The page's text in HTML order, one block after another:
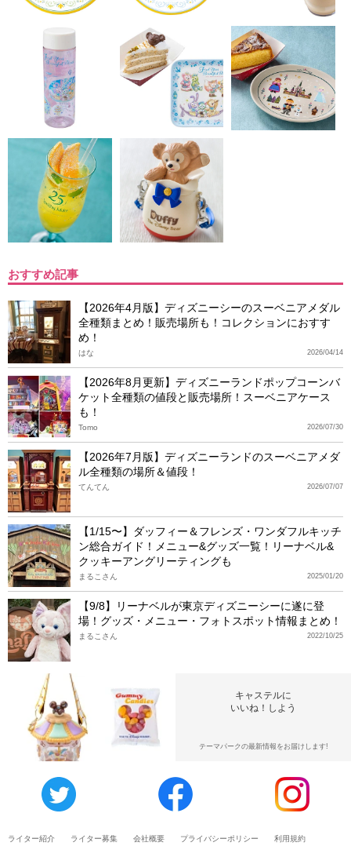
おすすめ記事
【2026年4月版】ディズニーシーのスーベニアメダル
全種類まとめ！販売場所も！コレクションにおすす
め！
2026/04/14
はな
【2026年8月更新】ディズニーランドポップコーンバ
ケット全種類の値段と販売場所！スーベニアケース
も！
2026/07/30
Tomo
【2026年7月版】ディズニーランドのスーベニアメダ
ル全種類の場所＆値段！
2026/07/07
てんてん
【1/15〜】ダッフィー＆フレンズ・ワンダフルキッチ
ン総合ガイド！メニュー&グッズ一覧！リーナベル&
クッキーアングリーティングも
2025/01/20
まるこさん
【9/8】リーナベルが東京ディズニーシーに遂に登
場！グッズ・メニュー・フォトスポット情報まとめ！
2022/10/25
まるこさん
キャステルに
いいね！しよう
テーマパークの最新情報をお届けします!
ライター紹介 ライター募集 会社概要 プライバシーポリシー 利用規約